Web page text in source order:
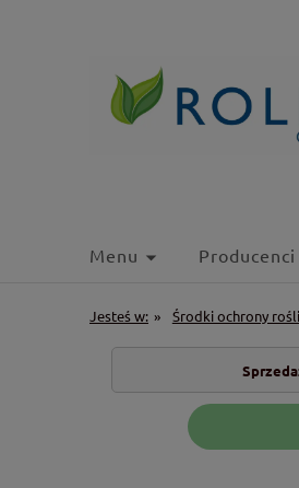
Menu Producenci
Jesteś w: » Środki ochrony